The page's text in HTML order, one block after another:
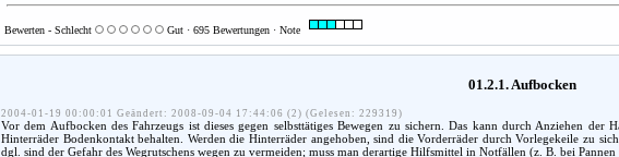
Bewerten - Schlecht Gut · 695 Bewertungen · Note
01.2.1. Aufbocken
2004-01-19 00:00:01 Geändert: 2008-09-04 17:44:06 (2) (Gelesen: 229319)
Vor dem Aufbocken des Fahrzeugs ist dieses gegen selbsttätiges Bewegen zu sichern. Das kann durch Anziehen der
Hinterräder Bodenkontakt behalten. Werden die Hinterräder angehoben, sind die Vorderräder durch Vorlegekeile zu
dgl. sind der Gefahr des Wegrutschens wegen zu vermeiden; muss man derartige Hilfsmittel in Notfällen (z. B. bei